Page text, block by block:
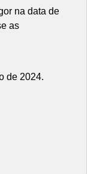
na data de
as
de 2024.